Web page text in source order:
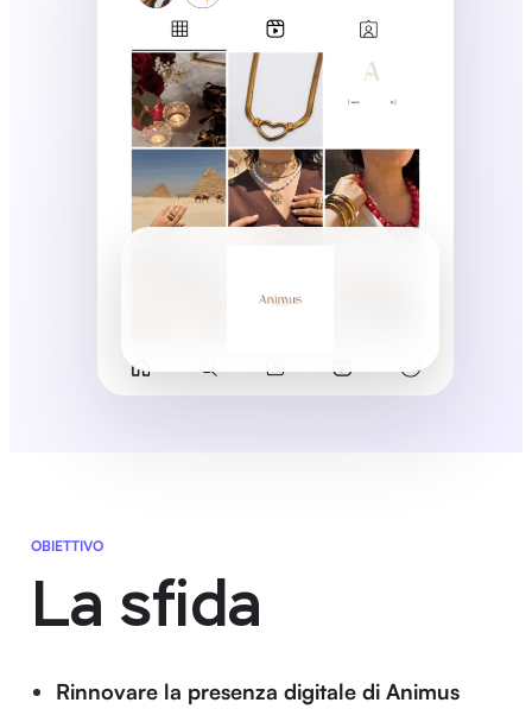
OBIETTIVO
La sfida
Rinnovare la presenza digitale di Animus